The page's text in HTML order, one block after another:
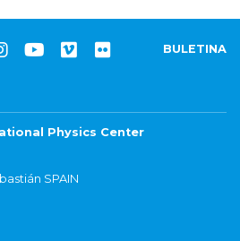
BULETINA
Physics Center
SPAIN